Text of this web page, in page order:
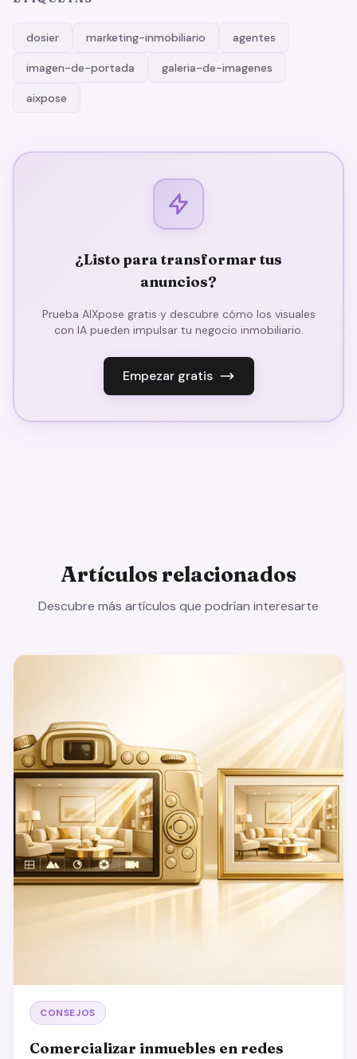
dosier marketing-inmobiliario agentes
imagen-de-portada galeria-de-imagenes
aixpose
¿Listo para transformar tus
anuncios?
Prueba AIXpose gratis y descubre cómo los visuales
con IA pueden impulsar tu negocio inmobiliario.
Empezar gratis
Artículos relacionados
Descubre más artículos que podrían interesarte
CONSEJOS
Comercializar inmuebles en redes